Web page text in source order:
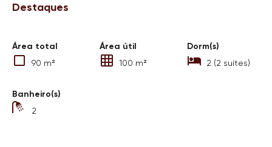
Destaques
Área total
90 m²
Área útil
100 m²
Dorm(s)
2 (2 suítes)
Banheiro(s)
2